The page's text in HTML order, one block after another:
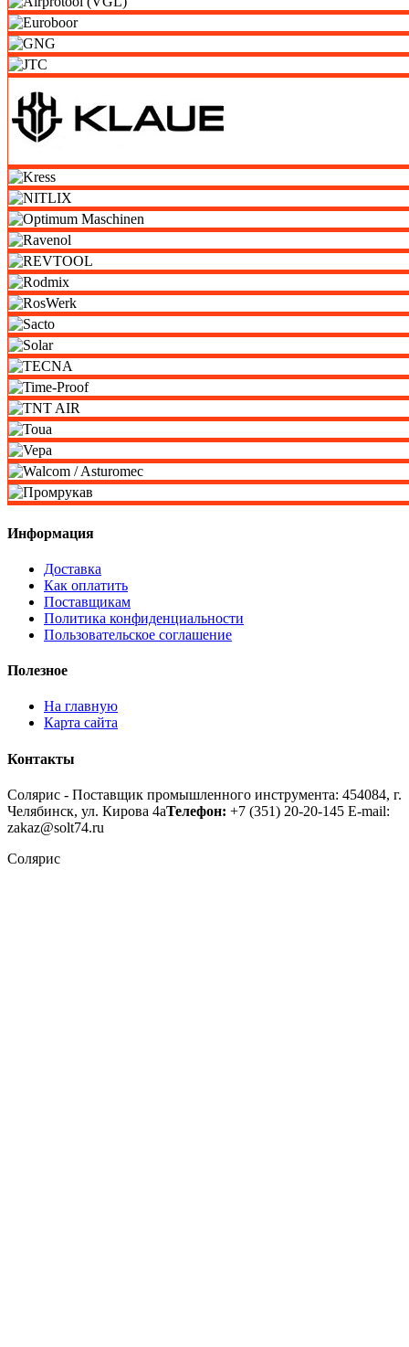
Информация
Доставка
Как оплатить
Поставщикам
Политика конфиденциальности
Пользовательское соглашение
Полезное
На главную
Карта сайта
Контакты
Солярис - Поставщик промышленного инструмента: 454084, г.
Челябинск, ул. Кирова 4аТелефон: +7 (351) 20-20-145 E-mail:
zakaz@solt74.ru
Солярис